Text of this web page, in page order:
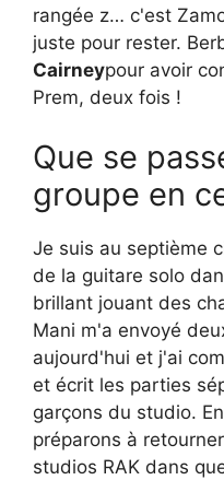
rangée z… c'est
juste pour rester.
Cairneypour avoir
Prem, deux fois !
Que se
groupe en
Je suis au septième
de la guitare solo
brillant jouant des
Mani m'a envoyé
aujourd'hui et j'ai
et écrit les parties
garçons du studio.
préparons à
studios RAK dans